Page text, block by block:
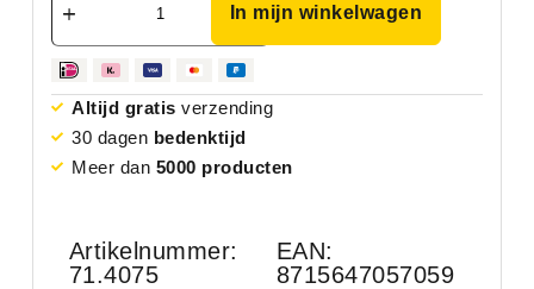
In mijn winkelwagen
Altijd gratis verzending
30 dagen bedenktijd
Meer dan 5000 producten
Artikelnummer:
71.4075
EAN:
8715647057059